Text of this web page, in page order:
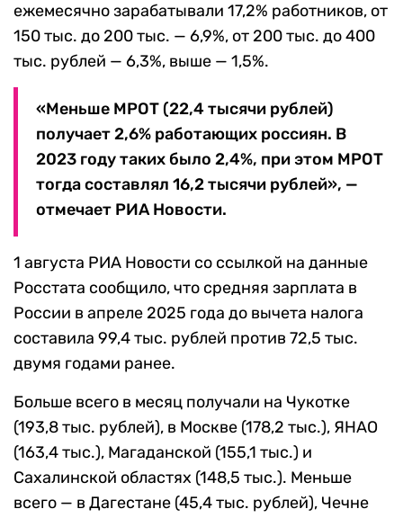
ежемесячно зарабатывали 17,2% работников, от
150 тыс. до 200 тыс. — 6,9%, от 200 тыс. до 400
тыс. рублей — 6,3%, выше — 1,5%.
«Меньше МРОТ (22,4 тысячи рублей)
получает 2,6% работающих россиян. В
2023 году таких было 2,4%, при этом МРОТ
тогда составлял 16,2 тысячи рублей», —
отмечает РИА Новости.
1 августа РИА Новости со ссылкой на данные
Росстата сообщило, что средняя зарплата в
России в апреле 2025 года до вычета налога
составила 99,4 тыс. рублей против 72,5 тыс.
двумя годами ранее.
Больше всего в месяц получали на Чукотке
(193,8 тыс. рублей), в Москве (178,2 тыс.), ЯНАО
(163,4 тыс.), Магаданской (155,1 тыс.) и
Сахалинской областях (148,5 тыс.). Меньше
всего — в Дагестане (45,4 тыс. рублей), Чечне